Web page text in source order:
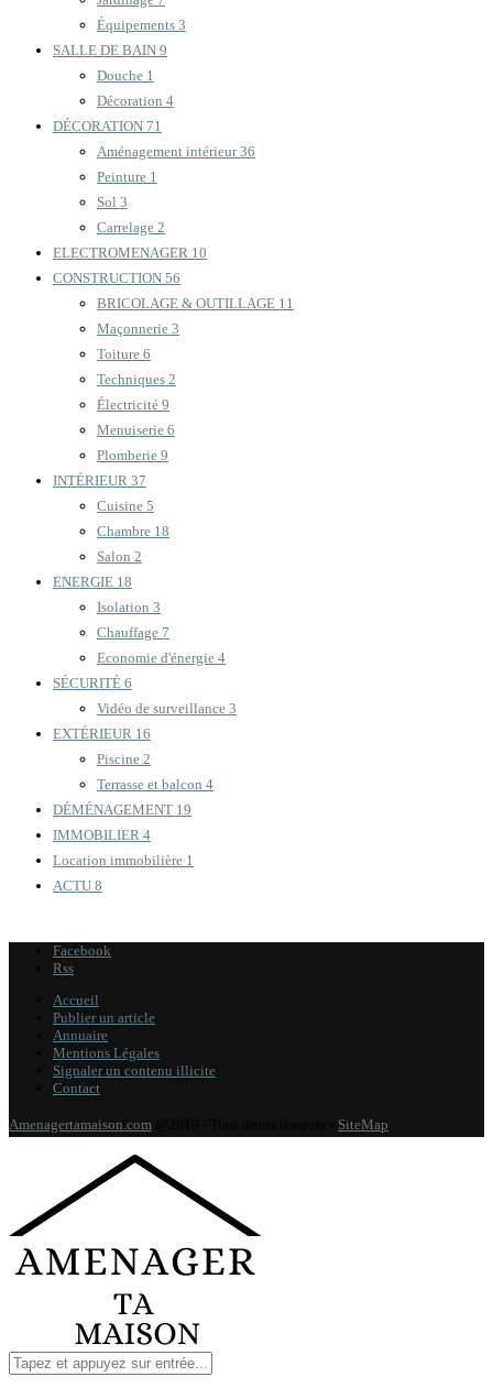
Équipements 3
SALLE DE BAIN 9
Douche 1
Décoration 4
DÉCORATION 71
Aménagement intérieur36
Peinture 1
Sol 3
Carrelage 2
ELECTROMENAGER 10
CONSTRUCTION 56
BRICOLAGE & OUTILLAGE 11
Maçonnerie 3
Toiture 6
Techniques 2
Électricité 9
Menuiserie 6
Plomberie 9
INTÉRIEUR 37
Cuisine 5
Chambre 18
Salon 2
ENERGIE 18
Isolation 3
Chauffage 7
Economie d'énergie 4
SÉCURITÉ 6
Vidéo de surveillance 3
EXTÉRIEUR 16
Piscine 2
Terrasse et balcon 4
DÉMÉNAGEMENT 19
IMMOBILIER 4
Location immobilière 1
ACTU 8
Facebook
Rss
Accueil
Publier un article
Annuaire
Mentions Légales
Signaler un contenu illicite
Contact
Amenagertamaison.com SiteMap